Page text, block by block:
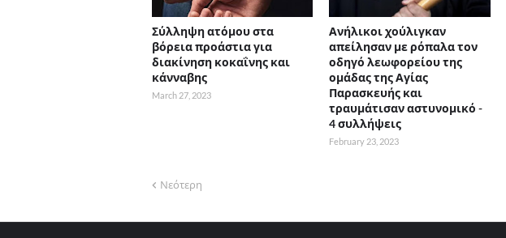
Σύλληψη ατόμου στα
βόρεια προάστια για
διακίνηση κοκαΐνης και
κάνναβης
March 27, 2023
Ανήλικοι χούλιγκαν
απείλησαν με ρόπαλα τον
οδηγό λεωφορείου της
ομάδας της Αγίας
Παρασκευής και
τραυμάτισαν αστυνομικό -
4 συλλήψεις
February 23, 2023
Νεότερη